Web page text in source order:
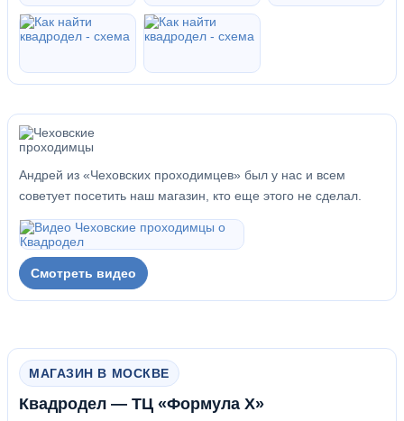
Андрей из «Чеховских проходимцев» был у нас и всем
советует посетить наш магазин, кто еще этого не сделал.
Смотреть видео
МАГАЗИН В МОСКВЕ
Квадродел — ТЦ «Формула Х»